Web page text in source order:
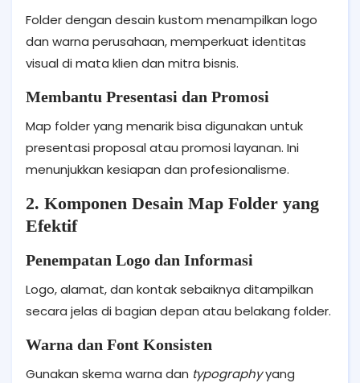
Folder dengan desain kustom menampilkan logo
dan warna perusahaan, memperkuat identitas
visual di mata klien dan mitra bisnis.
Membantu Presentasi dan Promosi
Map folder yang menarik bisa digunakan untuk
presentasi proposal atau promosi layanan. Ini
menunjukkan kesiapan dan profesionalisme.
2. Komponen Desain Map Folder yang
Efektif
Penempatan Logo dan Informasi
Logo, alamat, dan kontak sebaiknya ditampilkan
secara jelas di bagian depan atau belakang folder.
Warna dan Font Konsisten
Gunakan skema warna dan typographyyang